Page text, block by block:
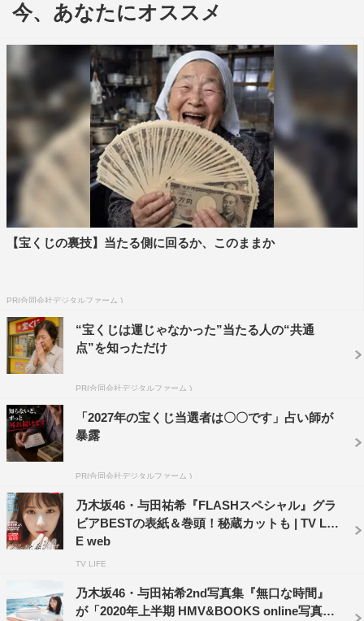
©光文社 撮影・菊地泰久
5月に20歳となる与田は、「ありがたいことに10代で写真
集を2冊出させていただいているんですけど、10代最後の
が出るようにしました」とあいさつ。
続けて「動物とたわむれていたりご飯を食べていたり、ま
だ子供な部分も出ていて、等身大の、あまり飾っていない
を語った。
イタリアを選んだ理由を聞かれ、「動物がたくさんいた
り、一番に思っていた崖から飛び込みたいとか、やりたい
ことができるところだったから」と答えた与田。現地の
人々との交流も楽しんだそうで、「普段日本では自分から
話しかけに行けないんですけど、開放的な気分になって、
電車の中や街中でたくさんの方と交流して。それも載って
今、あなたにオススメ
【宝くじの裏技】当たる側に回るか、このままか
PR(合同会社デジタルファーム )
“宝くじは運じゃなかった”当たる人の“共通
点”を知っただけ
PR(合同会社デジタルファーム )
「2027年の宝くじ当選者は〇〇です」占い師が
暴露
PR(合同会社デジタルファーム )
乃木坂46・与田祐希『FLASHスペシャル』グラ
ビアBESTの表紙＆巻頭！秘蔵カットも | TV LIF
E web
TV LIFE
乃木坂46・与田祐希2nd写真集『無口な時間』
が「2020年上半期 HMV&BOOKS online写真集